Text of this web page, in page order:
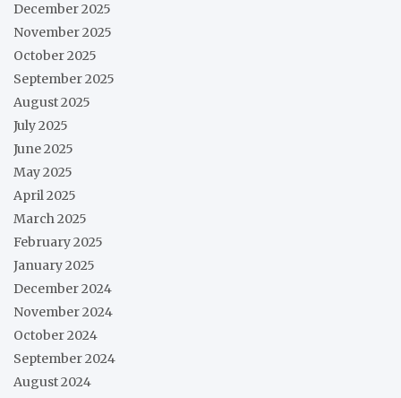
December 2025
November 2025
October 2025
September 2025
August 2025
July 2025
June 2025
May 2025
April 2025
March 2025
February 2025
January 2025
December 2024
November 2024
October 2024
September 2024
August 2024